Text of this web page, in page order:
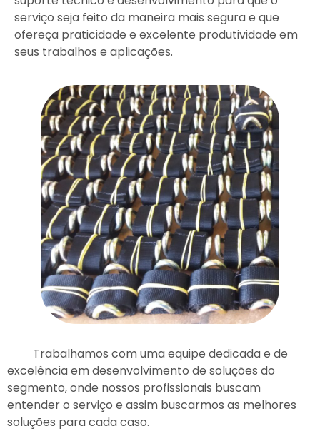
serviço seja feito da maneira mais segura e que
ofereça praticidade e excelente produtividade em
seus trabalhos e aplicações.
Trabalhamos com uma equipe dedicada e de
excelência em desenvolvimento de soluções do
segmento, onde nossos profissionais buscam
entender o serviço e assim buscarmos as melhores
soluções para cada caso.